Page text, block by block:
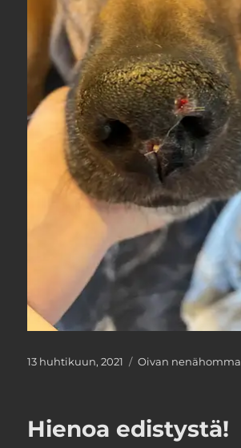
Julkaistu
13 huhtikuun, 2021 Kategoriat
Oivan nenähomma
Hienoa edistystä!